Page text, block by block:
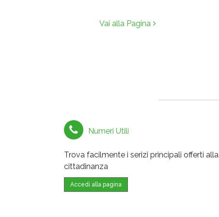
Vai alla Pagina
Numeri Utili
Trova facilmente i serizi principali offerti alla
cittadinanza
Accedi alla pagina